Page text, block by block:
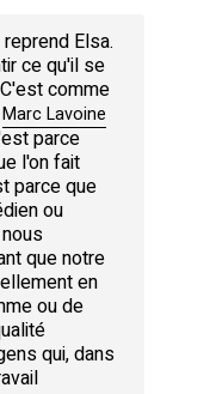
Elsa.
ce qu'il se
comme
Marc Lavoine
parce
l'on fait
parce que
ou
que notre
en
ou de
qui, dans